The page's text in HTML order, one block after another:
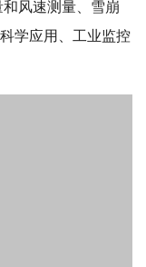
风速测量、雪崩
学应用、工业监控